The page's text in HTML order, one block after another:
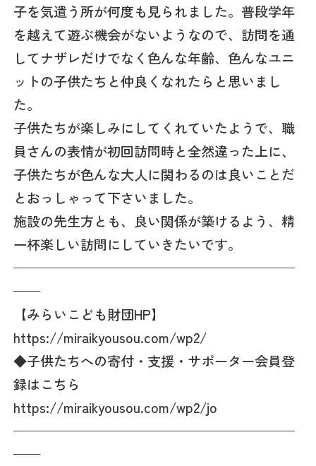
子を気遣う所が何度も見られました。普段学年
を越えて遊ぶ機会がないようなので、訪問を通
してナザレだけでなく色んな年齢、色んなユニ
ットの子供たちと仲良くなれたらと思いまし
た。
子供たちが楽しみにしてくれていたようで、職
員さんの表情が初回訪問時と全然違った上に、
子供たちが色んな大人に関わるのは良いことだ
とおっしゃって下さいました。
施設の先生方とも、良い関係が築けるよう、精
一杯楽しい訪問にしていきたいです。
—————————————————————
——
【みらいこども財団HP】
https://miraikyousou.com/wp2/
◆子供たちへの寄付・支援・サポーター会員登
録はこちら
https://miraikyousou.com/wp2/jo
—————————————————————
——